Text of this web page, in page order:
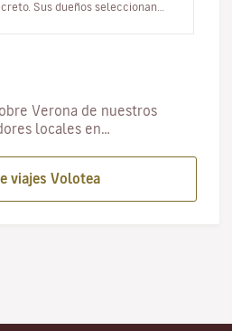
Sus dueños seleccionan
Verona de nuestros
locales en…
viajes Volotea